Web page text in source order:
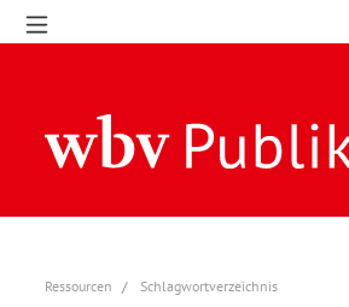
Ressourcen Schlagwortverzeichnis